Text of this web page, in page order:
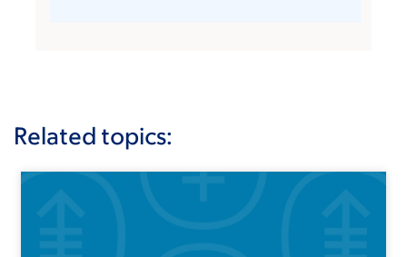
Related topics: